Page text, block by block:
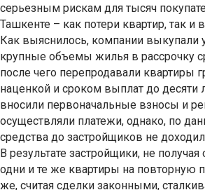
серьезным рискам для тысяч
Ташкенте – как потери квартир, так и
Как выяснилось, компании выкупали
крупные объемы жилья в рассрочку
после чего перепродавали квартиры
наценкой и сроком выплат до десяти
вносили первоначальные взносы и
осуществляли платежи, однако, по
средства до застройщиков не
В результате застройщики, не
одни и те же квартиры на повторную
же, считая сделки законными,